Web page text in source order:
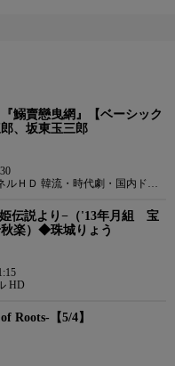
鰯賣戀曳網』【ベーシック
、坂東玉三郎
ＨＤ 韓流・時代劇・国内ドラ
伝説より−（'13年月組 宝
楽）◆珠城りょう
HD
Roots-【5/4】